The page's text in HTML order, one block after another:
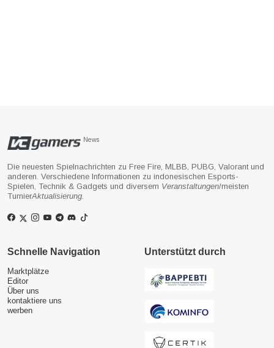
News
Die neuesten Spielnachrichten zu Free Fire, MLBB, PUBG, Valorant und
anderen. Verschiedene Informationen zu indonesischen Esports-
Spielen, Technik & Gadgets und diversem Veranstaltungen/meisten
TurnierAktualisierung
Schnelle Navigation
Marktplätze
Editor
Über uns
kontaktiere uns
werben
Unterstützt durch